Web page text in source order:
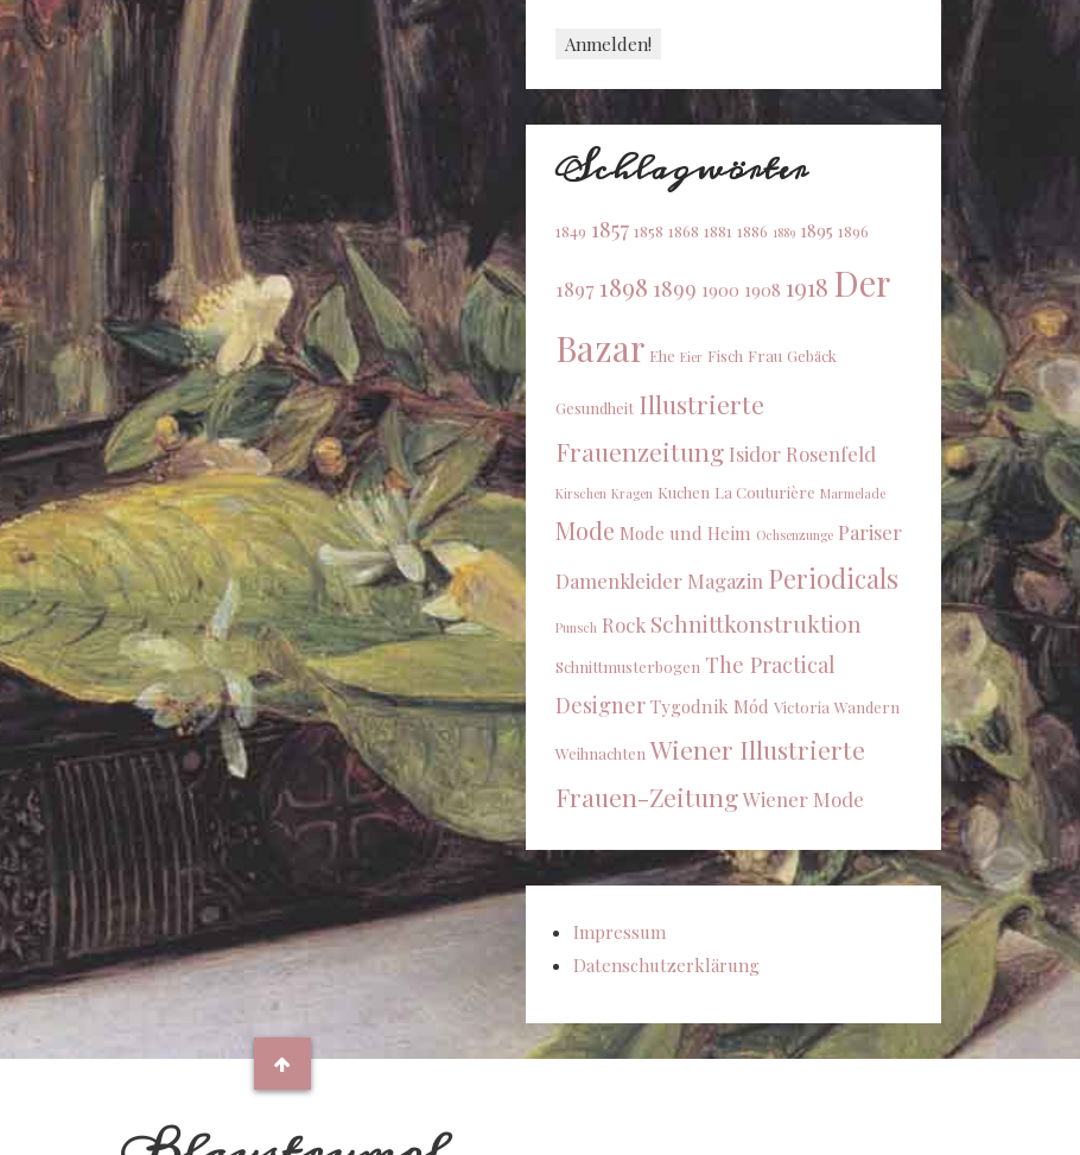
Schlagwörter
1849 1857 1858 1868 1881 1886 1889 1895 1896
18971898 1899 1900 1908 1918 Der
Bazar Ehe Eier Fisch Frau Gebäck
Gesundheit Illustrierte
Frauenzeitung Isidor Rosenfeld
Kirschen Kragen Kuchen La Couturière Marmelade
Mode Mode und Heim Ochsenzunge Pariser
Damenkleider Magazin Periodicals
Punsch Rock Schnittkonstruktion
Schnittmusterbogen The Practical
Designer Tygodnik Mód Victoria Wandern
Weihnachten Wiener Illustrierte
Frauen-ZeitungWiener Mode
Impressum
Datenschutzerklärung